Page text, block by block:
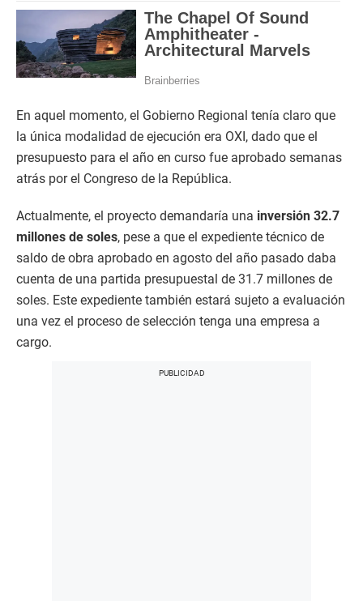
En aquel momento, el Gobierno Regional tenía claro que
la única modalidad de ejecución era OXI, dado que el
presupuesto para el año en curso fue aprobado semanas
atrás por el Congreso de la República.
Actualmente, el proyecto demandaría una inversión 32.7
millones de soles, pese a que el expediente técnico de
saldo de obra aprobado en agosto del año pasado daba
cuenta de una partida presupuestal de 31.7 millones de
soles. Este expediente también estará sujeto a evaluación
una vez el proceso de selección tenga una empresa a
cargo.